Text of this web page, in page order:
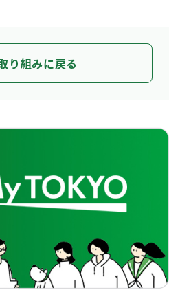
り組みに戻る